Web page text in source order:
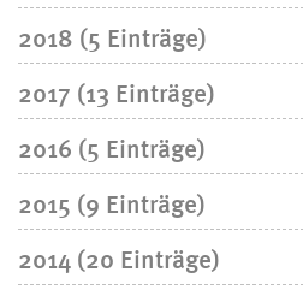
2018 (5 Einträge)
2017 (13 Einträge)
2016 (5 Einträge)
2015 (9 Einträge)
2014 (20 Einträge)